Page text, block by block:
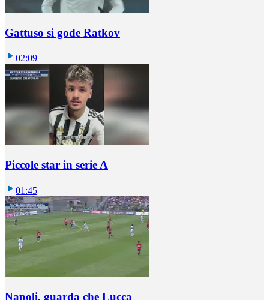
Gattuso si gode Ratkov
02:09
Piccole star in serie A
01:45
Napoli, guarda che Lucca